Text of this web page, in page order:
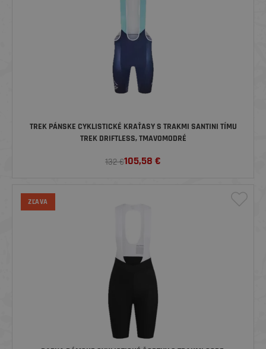
TREK PÁNSKE CYKLISTICKÉ KRAŤASY S TRAKMI SANTINI TÍMU
TREK DRIFTLESS, TMAVOMODRÉ
132 €105,58 €
ZĽAVA